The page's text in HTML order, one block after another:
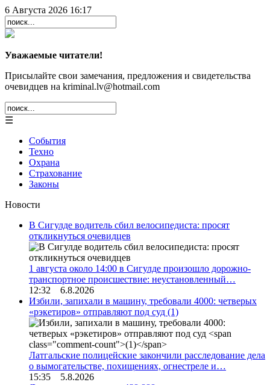
6 Августа 2026 16:17
Уважаемые читатели!
Присылайте свои замечания, предложения и свидетельства
очевидцев на kriminal.lv@hotmail.com
☰
События
Техно
Охрана
Страхование
Законы
Новости
В Сигулде водитель сбил велосипедиста: просят
откликнуться очевидцев
1 августа около 14:00 в Сигулде произошло дорожно-
транспортное происшествие: неустановленный…
12:32 6.8.2026
Избили, запихали в машину, требовали 4000: четверых
«рэкетиров» отправляют под суд (1)
Латгальские полицейские закончили расследование дела
о вымогательстве, похищениях, огнестреле и…
15:35 5.8.2026